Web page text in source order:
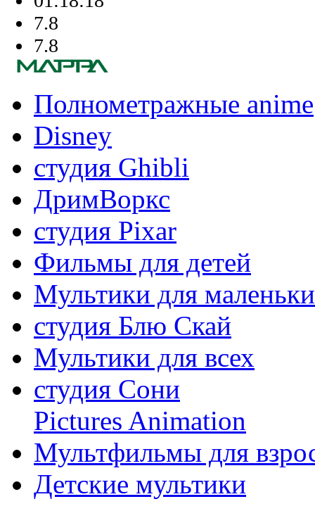
7.8
7.8
Полнометражные anime
Disney
студия Ghibli
ДримВоркс
студия Pixar
Фильмы для детей
Мультики для
студия Блю Скай
Мультики для всех
студия Сони
Pictures Animation
Мультфильмы для
Детские мультики